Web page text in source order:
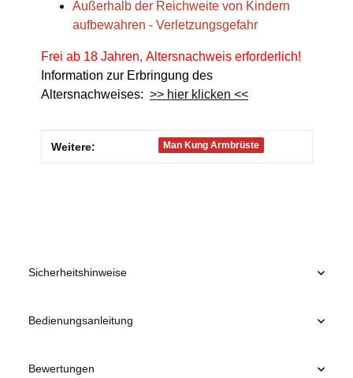
Außerhalb der Reichweite von Kindern
aufbewahren - Verletzungsgefahr
Frei ab 18 Jahren, Altersnachweis erforderlich!
Information zur Erbringung des
Altersnachweises: >> hier klicken <<
Produkteigenschaft
Wert
Weitere: Man Kung Armbrüste
Sicherheitshinweise
Bedienungsanleitung
Bewertungen